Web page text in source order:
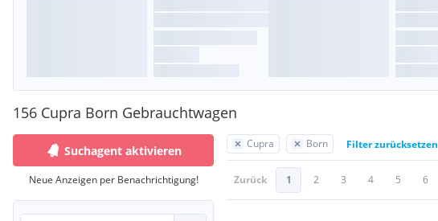
156 Cupra Born Gebrauchtwagen
Cupra Born Filter zurücksetzen
Zurück 1 2 3 4 5 6
Suchagent aktivieren
Neue Anzeigen per Benachrichtigung!